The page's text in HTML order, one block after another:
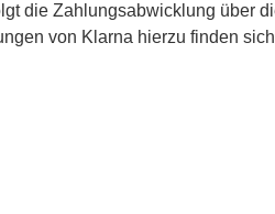
die Zahlungsabwicklung über
von Klarna hierzu finden